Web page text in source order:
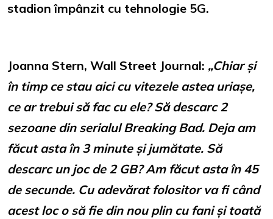
stadion împânzit cu tehnologie 5G.
Joanna Stern, Wall Street Journal: „Chiar și
în timp ce stau aici cu vitezele astea uriașe,
ce ar trebui să fac cu ele? Să descarc 2
sezoane din serialul Breaking Bad. Deja am
făcut asta în 3 minute și jumătate. Să
descarc un joc de 2 GB? Am făcut asta în 45
de secunde. Cu adevărat folositor va fi când
acest loc o să fie din nou plin cu fani și toată